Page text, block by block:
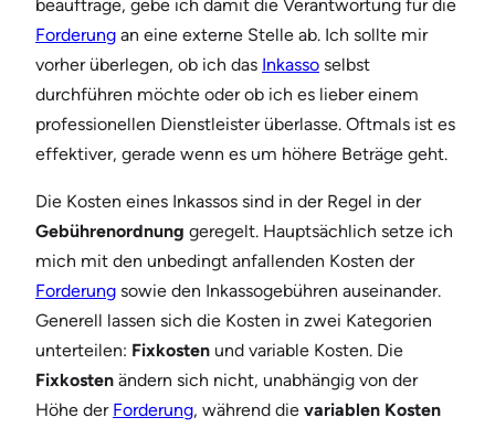
beauftrage, gebe ich damit die Verantwortung für die
Forderung an eine externe Stelle ab. Ich sollte mir
vorher überlegen, ob ich das Inkasso selbst
durchführen möchte oder ob ich es lieber einem
professionellen Dienstleister überlasse. Oftmals ist es
effektiver, gerade wenn es um höhere Beträge geht.
Die Kosten eines Inkassos sind in der Regel in der
Gebührenordnung geregelt. Hauptsächlich setze ich
mich mit den unbedingt anfallenden Kosten der
Forderung sowie den Inkassogebühren auseinander.
Generell lassen sich die Kosten in zwei Kategorien
unterteilen: Fixkosten und variable Kosten. Die
Fixkosten ändern sich nicht, unabhängig von der
Höhe der Forderung, während die variablen Kosten